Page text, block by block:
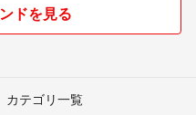
ドを見る
カテゴリ一覧